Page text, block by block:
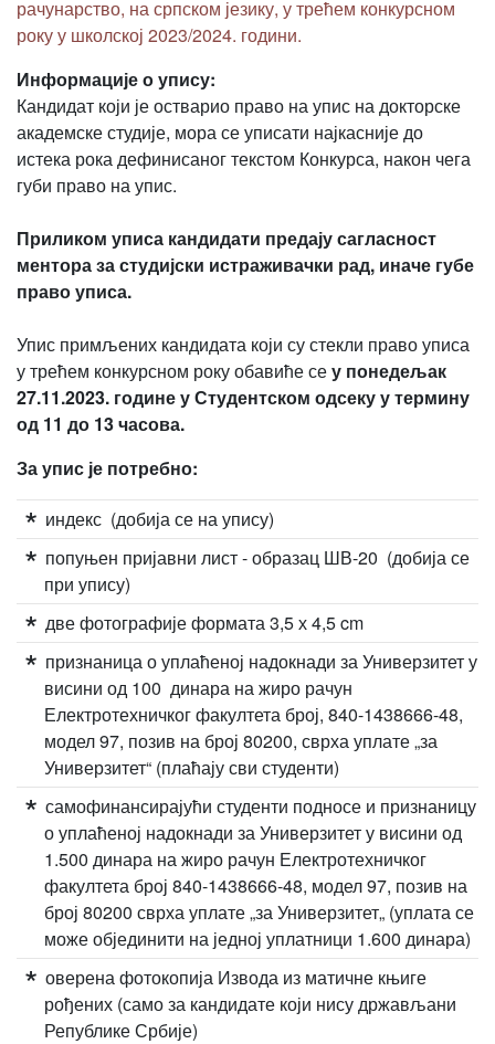
рачунарство, на српском језику, у трећем конкурсном
року у школској 2023/2024. години.
Информације о упису:
Кандидат који је остварио право на упис на докторске
академске студије, мора се уписати најкасније до
истека рока дефинисаног текстом Конкурса, након чега
губи право на упис.
Приликом уписа кандидати предају сагласност
ментора за студијски истраживачки рад, иначе губе
право уписа.
Упис примљених кандидата који су стекли право уписа
у трећем конкурсном року обавиће сеу понедељак
27.11.2023. године у Студентском одсеку у термину
од 11 до 13 часова.
За упис је потребно:
индекс (добија се на упису)
попуњен пријавни лист - образац ШВ-20 (добија се
при упису)
две фотографије формата 3,5 х 4,5 cm
признаница о уплаћеној надокнади за Универзитет у
висини од 100 динара на жиро рачун
Електротехничког факултета број, 840-1438666-48,
модел 97, позив на број 80200, сврха уплате „за
Универзитет“ (плаћају сви студенти)
самофинансирајући студенти подносе и признаницу
о уплаћеној надокнади за Универзитет у висини од
1.500 динара на жиро рачун Електротехничког
факултета број 840-1438666-48, модел 97, позив на
број 80200 сврха уплате „за Универзитет„ (уплата се
може објединити на једној уплатници 1.600 динара)
оверена фотокопија Извода из матичне књиге
рођених (само за кандидате који нису држављани
Републике Србије)